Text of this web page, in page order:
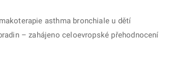
asthma bronchiale u dětí
– zahájeno celoevropské přehodnocení